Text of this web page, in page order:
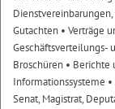
Gutachten • Verträge
Geschäftsverteilungs-
Broschüren • Berichte
Informationssysteme
Senat, Magistrat,